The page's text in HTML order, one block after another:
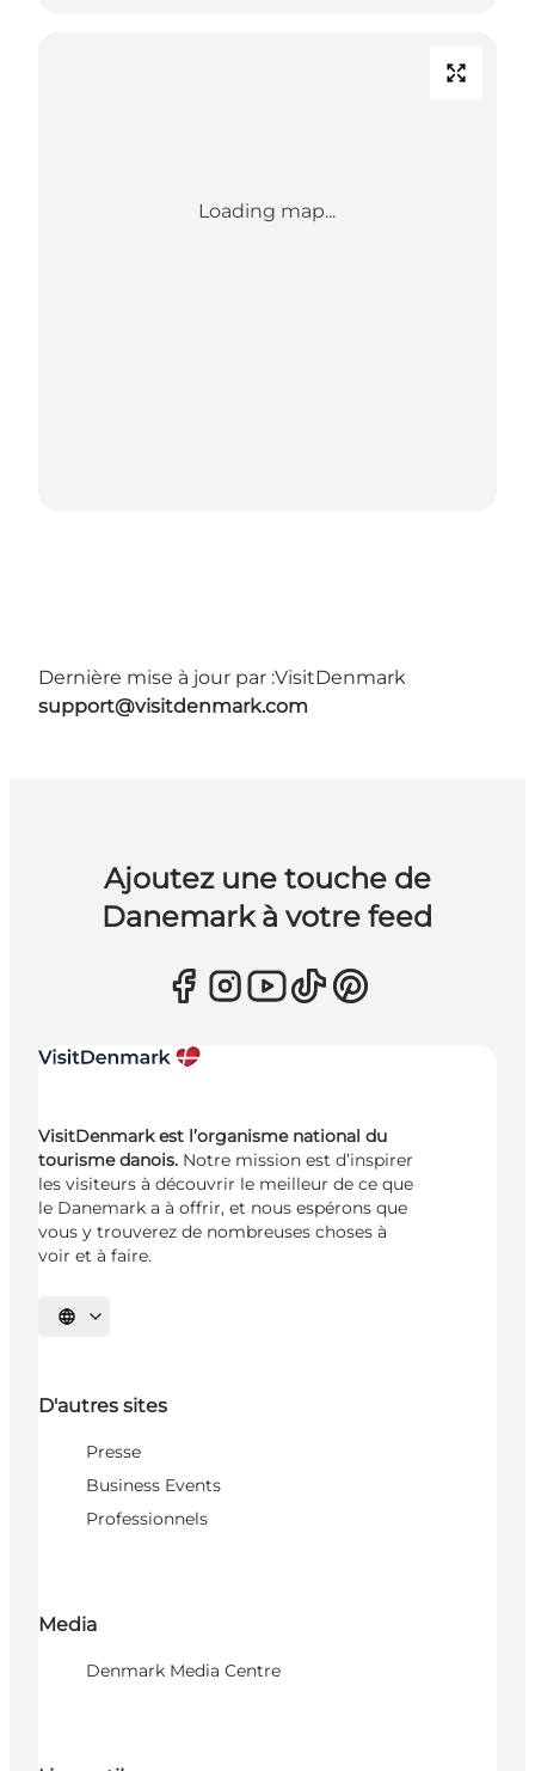
Loading map...
Dernière mise à jour par :VisitDenmark
support@visitdenmark.com
Ajoutez une touche de
Danemark à votre feed
VisitDenmark est l’organisme national du
tourisme danois. Notre mission est d’inspirer
les visiteurs à découvrir le meilleur de ce que
le Danemark a à offrir, et nous espérons que
vous y trouverez de nombreuses choses à
voir et à faire.
Choisissez la langue
D'autres sites
Presse
Business Events
Professionnels
Media
Denmark Media Centre